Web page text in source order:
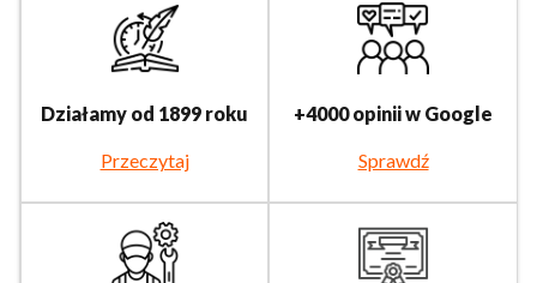
Działamy od 1899 roku
Przeczytaj
+4000 opinii w Google
Sprawdź